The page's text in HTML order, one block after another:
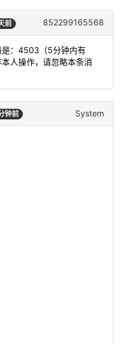
前 852299165568
是：4503（5分钟内有
人操作，请忽略本条消
钟前 System